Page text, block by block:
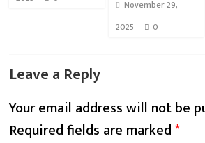
November 29,
2025
0
Leave a Reply
Your email address will not be
Required fields are marked*